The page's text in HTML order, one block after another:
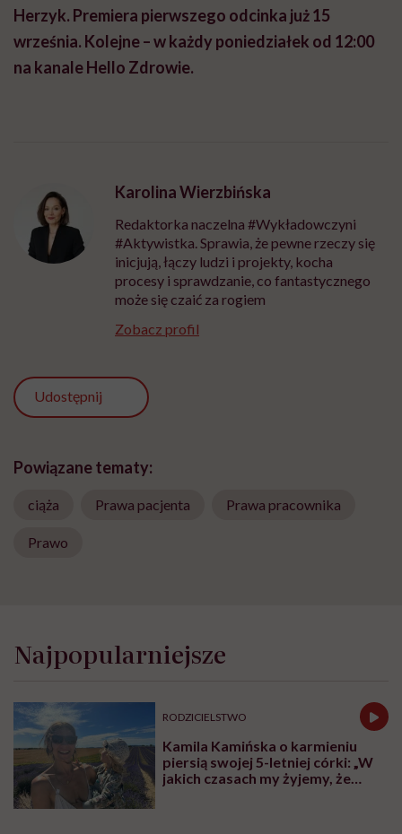
Herzyk. Premiera pierwszego odcinka już 15
września. Kolejne – w każdy poniedziałek od 12:00
na kanale Hello Zdrowie.
Karolina Wierzbińska
Redaktorka naczelna #Wykładowczyni
#Aktywistka. Sprawia, że pewne rzeczy się
inicjują, łączy ludzi i projekty, kocha
procesy i sprawdzanie, co fantastycznego
może się czaić za rogiem
Zobacz profil
Udostępnij
Powiązane tematy:
ciąża Prawa pacjenta Prawa pracownika
Prawo
Najpopularniejsze
RODZICIELSTWO
Kamila Kamińska o karmieniu
piersią swojej 5-letniej córki: „W
jakich czasach my żyjemy, że